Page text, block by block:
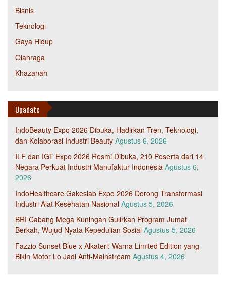
Bisnis
Teknologi
Gaya Hidup
Olahraga
Khazanah
Upadate
IndoBeauty Expo 2026 Dibuka, Hadirkan Tren, Teknologi,
dan Kolaborasi Industri Beauty Agustus 6, 2026
ILF dan IGT Expo 2026 Resmi Dibuka, 210 Peserta dari 14
Negara Perkuat Industri Manufaktur Indonesia Agustus 6,
2026
IndoHealthcare Gakeslab Expo 2026 Dorong Transformasi
Industri Alat Kesehatan Nasional Agustus 5, 2026
BRI Cabang Mega Kuningan Gulirkan Program Jumat
Berkah, Wujud Nyata Kepedulian Sosial Agustus 5, 2026
Fazzio Sunset Blue x Alkateri: Warna Limited Edition yang
Bikin Motor Lo Jadi Anti-Mainstream Agustus 4, 2026